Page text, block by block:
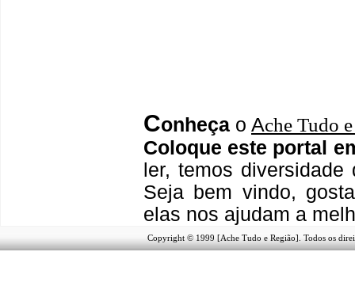
Conheça o Ache Tudo
Coloque este portal
ler, temos diversidade
Seja bem vindo, g
elas nos ajudam a
Copyright © 1999 [Ache Tudo e Região]. Todos os